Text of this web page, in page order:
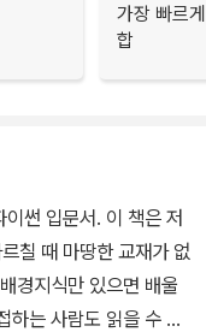
가장 빠르
합
썬 입문서. 이 책은 저
칠 때 마땅한 교재가 없
경지식만 있으면 배울
하는 사람도 읽을 수 있